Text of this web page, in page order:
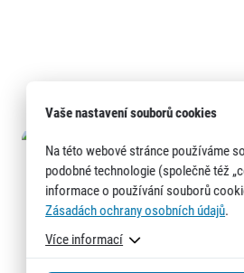
Vaše nastavení souborů cookies
Na této webové stránce používáme
podobné technologie (společně též
informace o používání souborů
Zásadách ochrany osobních údajů.
Více informací